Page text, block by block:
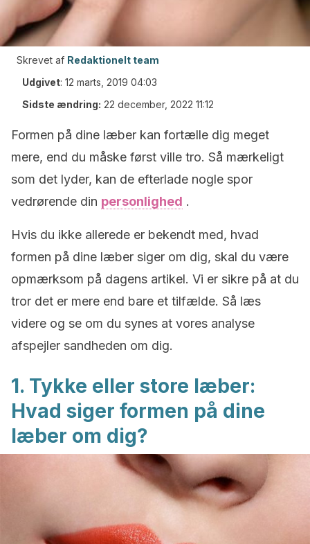
Skrevet af Redaktionelt team
Udgivet: 12 marts, 2019 04:03
Sidste ændring: 22 december, 2022 11:12
Formen på dine læber kan fortælle dig meget
mere, end du måske først ville tro. Så mærkeligt
som det lyder, kan de efterlade nogle spor
vedrørende din personlighed .
Hvis du ikke allerede er bekendt med, hvad
formen på dine læber siger om dig, skal du være
opmærksom på dagens artikel. Vi er sikre på at du
tror det er mere end bare et tilfælde. Så læs
videre og se om du synes at vores analyse
afspejler sandheden om dig.
1. Tykke eller store læber:
Hvad siger formen på dine
læber om dig?